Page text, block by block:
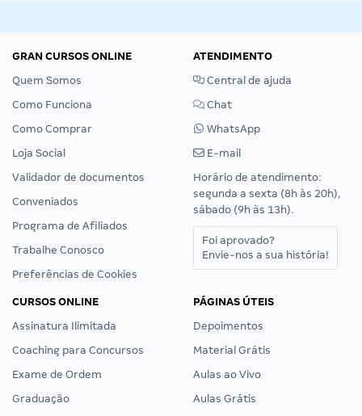
GRAN CURSOS ONLINE
Quem Somos
Como Funciona
Como Comprar
Loja Social
Validador de documentos
Conveniados
Programa de Afiliados
Trabalhe Conosco
Preferências de Cookies
ATENDIMENTO
Central de ajuda
Chat
WhatsApp
E-mail
Horário de atendimento:
segunda a sexta (8h às 20h),
sábado (9h às 13h).
Foi aprovado?
Envie-nos a sua história!
CURSOS ONLINE
Assinatura Ilimitada
Coaching para Concursos
Exame de Ordem
Graduação
PÁGINAS ÚTEIS
Depoimentos
Material Grátis
Aulas ao Vivo
Aulas Grátis